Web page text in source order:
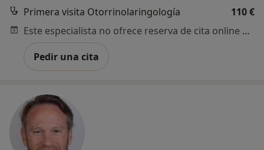
Primera visita Otorrinolaringología
110 €
Este especialista no ofrece reserva de cita online en esta dirección.
Pedir una cita